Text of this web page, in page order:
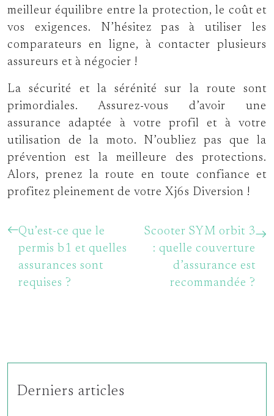
meilleur équilibre entre la protection, le coût et
vos exigences. N’hésitez pas à utiliser les
comparateurs en ligne, à contacter plusieurs
assureurs et à négocier !
La sécurité et la sérénité sur la route sont
primordiales. Assurez-vous d’avoir une
assurance adaptée à votre profil et à votre
utilisation de la moto. N’oubliez pas que la
prévention est la meilleure des protections.
Alors, prenez la route en toute confiance et
profitez pleinement de votre Xj6s Diversion !
Qu’est-ce que le
permis b1 et quelles
assurances sont
requises ?
Scooter SYM orbit 3
: quelle couverture
d’assurance est
recommandée ?
Derniers articles